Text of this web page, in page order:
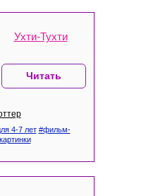
Ухти-Тухти
Читать
4-7 лет #фильм-